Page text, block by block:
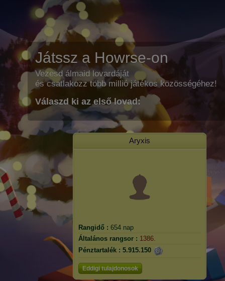
Játssz a Howrse-on
Vezesd álmaid lovardáját
és csatlakozz több millió játékos közösségéhez!
Válaszd ki az első lovad:
Aryxis
Rangidő : 654 nap
Általános rangsor : 1386.
Pénztartalék : 5.915.150
Eddigi tulajdonosok